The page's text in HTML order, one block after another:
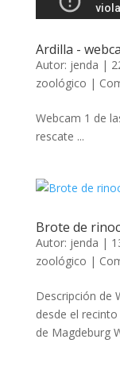
Ardilla -
Autor: jenda |
zoológico |
Webcam 1 de
rescate ...
Brote de
Autor: jenda |
zoológico |
Descripción de
desde el
de Magdeburg